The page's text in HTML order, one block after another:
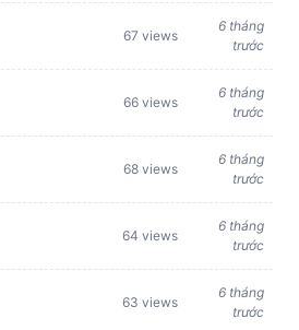
67 views
6 tháng
trước
66 views
6 tháng
trước
68 views
6 tháng
trước
64 views
6 tháng
trước
63 views
6 tháng
trước